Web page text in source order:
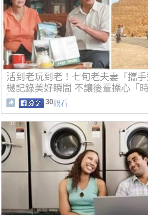
活到老玩到老！七旬老夫妻「攜
機記錄美好瞬間 不讓後輩操心「
通話」形影不離
30觀看